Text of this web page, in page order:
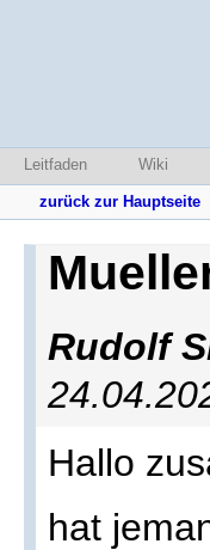
Leitfaden Wiki
zurück zur Hauptseite
Rudolf
Hallo
hat